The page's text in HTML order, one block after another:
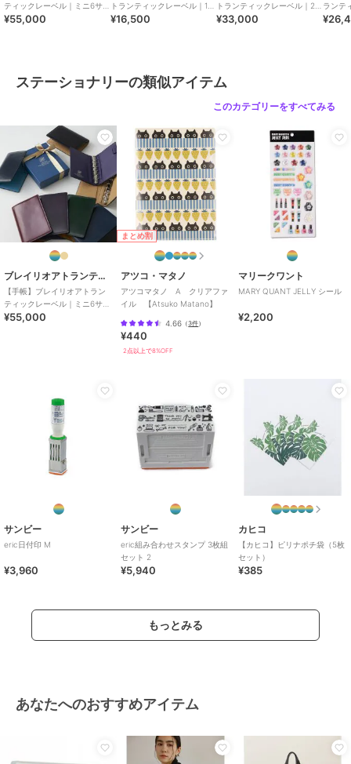
カラー ﾍﾞｰｼﾞｭ、ﾊﾟｰﾌﾟﾙ、ﾀｰｺｲｽﾞ
商品のお取り扱い方法
ティックレーベル｜ミニ6サ
イズシステム手帳15mm コー
¥55,000
トランティックレーベル｜1本
差しペンケース コードバン
¥16,500
トランティックレーベル｜2
本差しペンケース コードバン
¥33,000
ランテ
入れ コ
ステーショナリーの類似アイテム
このカテゴリーをすべてみる
ブレイリオアトランティックレーベル
【手帳】ブレイリオアトラン
ティックレーベル｜ミニ6サイ
ズシステム手帳15mm コード
¥55,000
まとめ割
アツコ・マタノ
アツコマタノ A クリアファ
イル 【Atsuko Matano】
4.66 （3件）
¥440
2点以上で8%OFF
マリークワント
MARY QUANT JELLY シール
¥2,200
サンビー
eric日付印 M
¥3,960
サンビー
eric組み合わせスタンプ 3枚組
セット 2
¥5,940
カヒコ
【カヒコ】ピリナポチ袋（5枚
セット）
¥385
もっとみる
あなたへのおすすめアイテム